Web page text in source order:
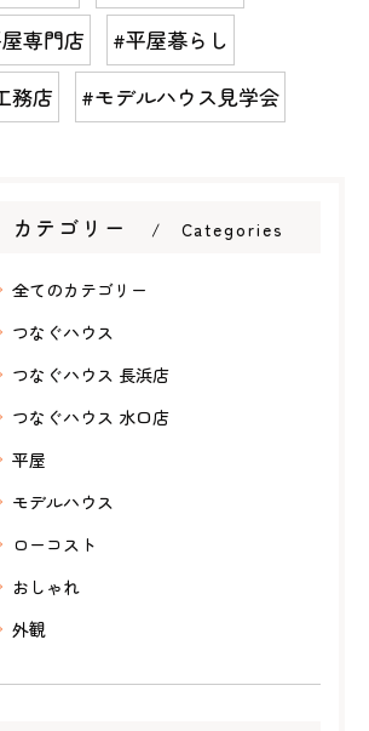
専門店
#平屋暮らし
務店
#モデルハウス見学会
カテゴリー Categories
全てのカテゴリー
つなぐハウス
つなぐハウス 長浜店
つなぐハウス 水口店
平屋
モデルハウス
ローコスト
おしゃれ
外観